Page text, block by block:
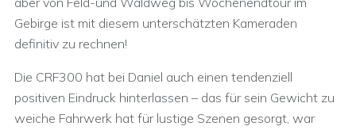
Gebirge ist mit diesem unterschätzten Kameraden
definitiv zu rechnen!
Die CRF300 hat bei Daniel auch einen tendenziell
positiven Eindruck hinterlassen – das für sein Gewicht zu
weiche Fahrwerk hat für lustige Szenen gesorgt, war